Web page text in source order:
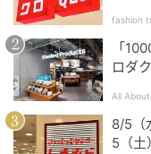
リアーナはメット
Sofia Coppola
fashion
「
ロダ
All About
8/5（
5（土